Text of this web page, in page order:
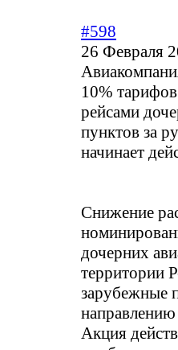
#598
26 Февраля
10%
рейсами
пунктов за
начинает
Снижение
дочерних
территории
зарубежные
направлению
Акция